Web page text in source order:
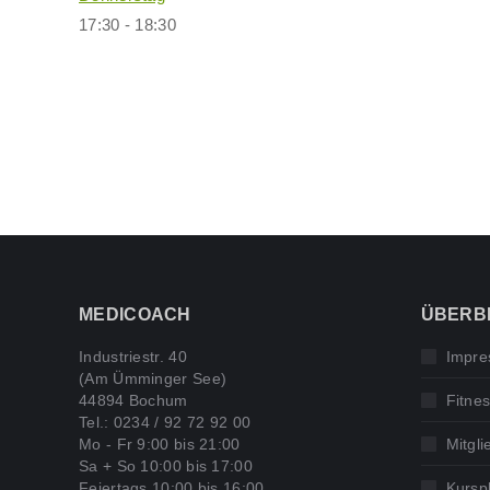
17:30 - 18:30
MEDICOACH
Industriestr. 40
(Am Ümminger See)
44894 Bochum
Tel.: 0234 / 92 72 92 00
Mo - Fr 9:00 bis 21:00
Sa + So 10:00 bis 17:00